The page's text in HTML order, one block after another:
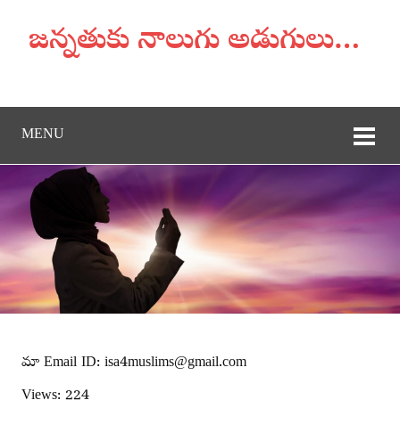
జన్నతుకు నాలుగు అడుగులు…
MENU
మా Email ID: isa4muslims@gmail.com
Views: 224